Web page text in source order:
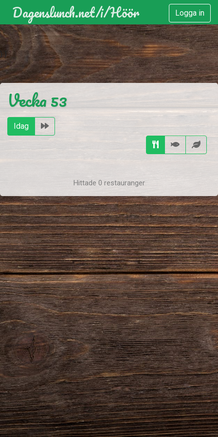
Dagenslunch.net/i/Höör Logga in
) )
Vecka 53
Idag
Hittade 0 restauranger